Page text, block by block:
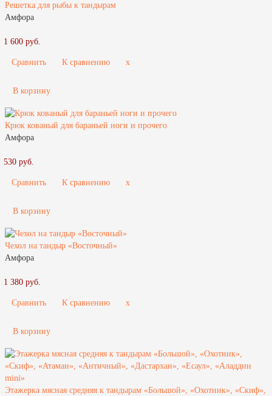
Решетка для рыбы к тандырам
Амфора
1 600 руб.
Сравнить К сравнению x
В корзину
Крюк кованый для бараньей ноги и прочего
Амфора
530 руб.
Сравнить К сравнению x
В корзину
Чехол на тандыр «Восточный»
Амфора
1 380 руб.
Сравнить К сравнению x
В корзину
Этажерка мясная средняя к тандырам «Большой», «Охотник», «Скиф»,